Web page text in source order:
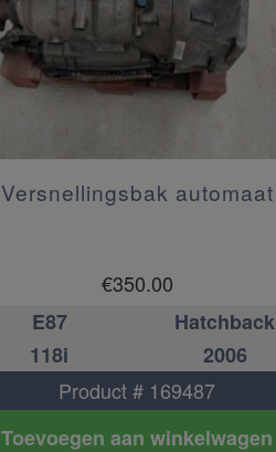
Versnellingsbak automaat
€350.00
E87
Hatchback
118i
2006
Product # 169487
Toevoegen aan winkelwagen